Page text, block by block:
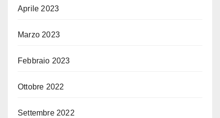
Aprile 2023
Marzo 2023
Febbraio 2023
Ottobre 2022
Settembre 2022